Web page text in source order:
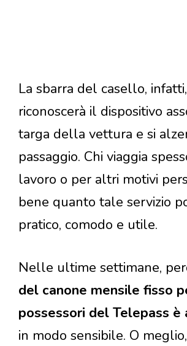
La sbarra del casello, infatti,
riconoscerà il dispositivo
targa della vettura e si
passaggio. Chi viaggia
lavoro o per altri motivi
bene quanto tale servizio
pratico, comodo e utile.
Nelle ultime settimane,
del canone mensile fisso
possessori del Telepass è
in modo sensibile. O